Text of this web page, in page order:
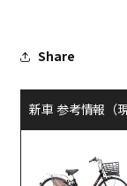
Share
新車 参考情報（